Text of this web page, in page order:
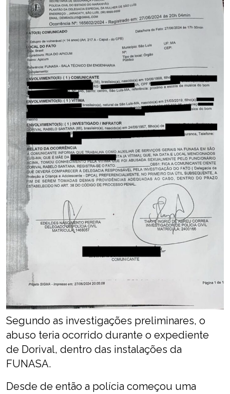
Segundo as investigações preliminares, o
abuso teria ocorrido durante o expediente
de Dorival, dentro das instalações da
FUNASA.
Desde de então a polícia começou uma